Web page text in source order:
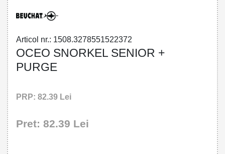
Articol nr.: 1508.3278551522372
OCEO SNORKEL SENIOR +
PURGE
PRP: 82.39 Lei
Pret: 82.39 Lei